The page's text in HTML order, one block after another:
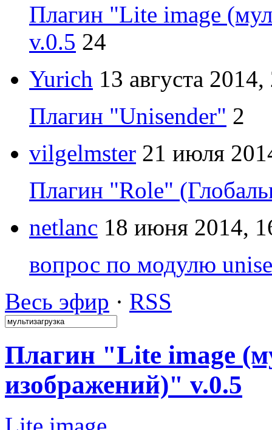
Плагин "Lite image
v.0.5 24
Yurich 13 августа
Плагин "Unisender" 2
vilgelmster 21 июля
Плагин "Role"
netlanc 18 июня 2014,
вопрос по модулю
Весь эфир · RSS
Плагин "Lite image
изображений)" v.0.5